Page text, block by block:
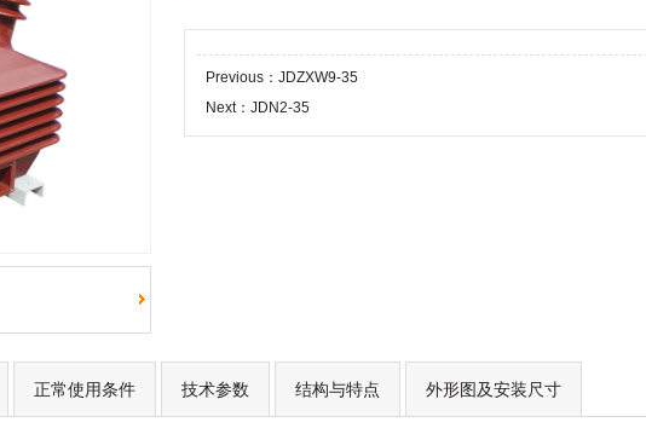
Previous：JDZXW9-35
Next：JDN2-35
正常使用条件 技术参数 结构与特点 外形图及安装尺寸